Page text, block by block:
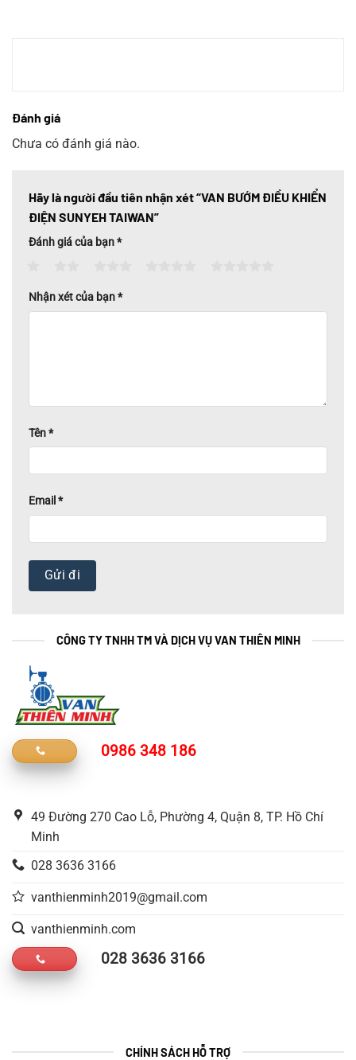
Đánh giá
Chưa có đánh giá nào.
Hãy là người đầu tiên nhận xét “VAN BƯỚM ĐIỀU KHIỂN
ĐIỆN SUNYEH TAIWAN”
Đánh giá của bạn*
Nhận xét của bạn*
Tên*
Email*
CÔNG TY TNHH TM VÀ DỊCH VỤ VAN THIÊN MINH
0986 348 186
49 Đường 270 Cao Lỗ, Phường 4, Quận 8, TP. Hồ Chí
Minh
028 3636 3166
vanthienminh2019@gmail.com
vanthienminh.com
028 3636 3166
CHÍNH SÁCH HỖ TRỢ